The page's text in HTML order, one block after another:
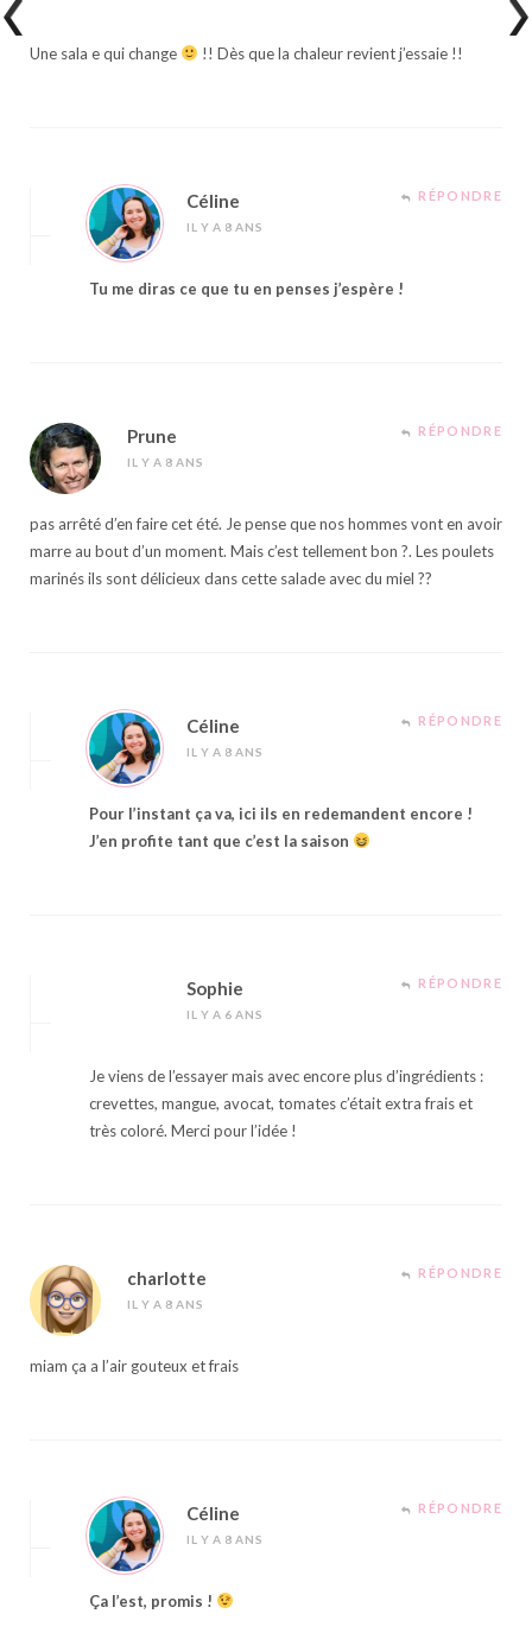
Une sala e qui change !! Dès que la chaleur revient j’essaie !!
Céline
IL Y A 8 ANS
RÉPONDRE
Tu me diras ce que tu en penses j’espère !
Prune
IL Y A 8 ANS
RÉPONDRE
pas arrêté d’en faire cet été. Je pense que nos hommes vont en avoir
marre au bout d’un moment. Mais c’est tellement bon ?. Les poulets
marinés ils sont délicieux dans cette salade avec du miel ??
Céline
IL Y A 8 ANS
RÉPONDRE
Pour l’instant ça va, ici ils en redemandent encore !
J’en profite tant que c’est la saison
Sophie
IL Y A 6 ANS
RÉPONDRE
Je viens de l’essayer mais avec encore plus d’ingrédients :
crevettes, mangue, avocat, tomates c’était extra frais et
très coloré. Merci pour l’idée !
charlotte
IL Y A 8 ANS
RÉPONDRE
miam ça a l’air gouteux et frais
Céline
IL Y A 8 ANS
RÉPONDRE
Ça l’est, promis !